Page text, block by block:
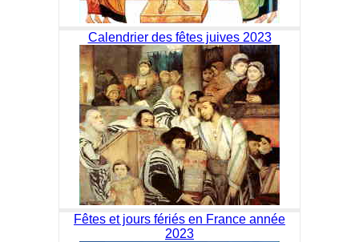
Calendrier des fêtes juives 2023
Fêtes et jours fériés en France année
2023